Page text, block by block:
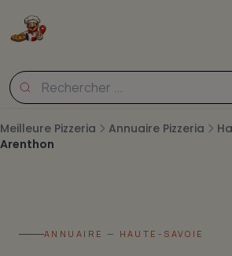
Meilleure Pizzeria Annuaire Pizzeria
Arenthon
ANNUAIRE — HAUTE-SAVOIE